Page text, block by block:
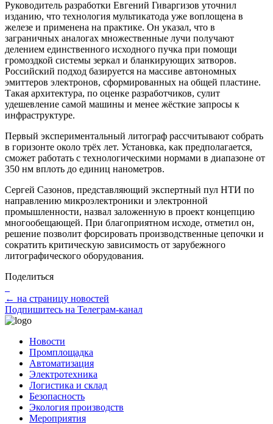
Руководитель разработки Евгений Гиваргизов уточнил
изданию, что технология мультикатода уже воплощена в
железе и применена на практике. Он указал, что в
заграничных аналогах множественные лучи получают
делением единственного исходного пучка при помощи
громоздкой системы зеркал и бланкирующих затворов.
Российский подход базируется на массиве автономных
эмиттеров электронов, сформированных на общей пластине.
Такая архитектура, по оценке разработчиков, сулит
удешевление самой машины и менее жёсткие запросы к
инфраструктуре.
Первый экспериментальный литограф рассчитывают собрать
в горизонте около трёх лет. Установка, как предполагается,
сможет работать с технологическими нормами в диапазоне от
350 нм вплоть до единиц нанометров.
Сергей Сазонов, представляющий экспертный пул НТИ по
направлению микроэлектроники и электронной
промышленности, назвал заложенную в проект концепцию
многообещающей. При благоприятном исходе, отметил он,
решение позволит форсировать производственные цепочки и
сократить критическую зависимость от зарубежного
литографического оборудования.
Поделиться
← на страницу новостей
Подпишитесь на Телеграм-канал
Новости
Промплощадка
Автоматизация
Электротехника
Логистика и склад
Безопасность
Экология производств
Мероприятия